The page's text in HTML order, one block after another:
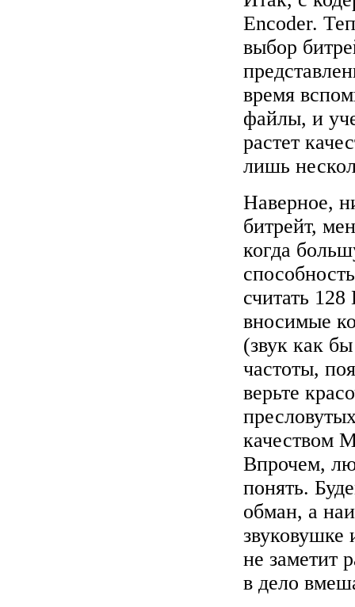
Encoder.
выбор
время
файлы, и
растет
лишь
Наверное,
битрейт,
когда
считать
вносимые
(звук как
частоты,
верьте
качеством
Впрочем,
понять.
обман, а
звуковушке
не заметит
в дело